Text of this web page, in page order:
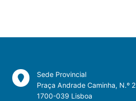
Sede Provincial
Praça Andrade Caminha, N.º 2
1700-039 Lisboa